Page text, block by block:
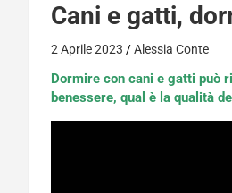
Cani e gatti,
2 Aprile 2023 Alessia Conte
Dormire con cani e gatti può
benessere, qual è la qualità